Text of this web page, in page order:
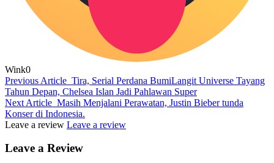
Wink0
Previous Article Tira, Serial Perdana BumiLangit Universe Tayang
Tahun Depan, Chelsea Islan Jadi Pahlawan Super
Next Article Masih Menjalani Perawatan, Justin Bieber tunda
Konser di Indonesia.
Leave a review Leave a review
Leave a Review